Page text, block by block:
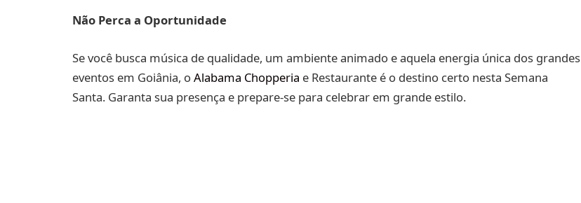
Não Perca a Oportunidade
Se você busca música de qualidade, um ambiente animado e aquela energia única dos grandes
eventos em Goiânia, oAlabama Chopperia e Restaurante é o destino certo nesta Semana
Santa. Garanta sua presença e prepare-se para celebrar em grande estilo.